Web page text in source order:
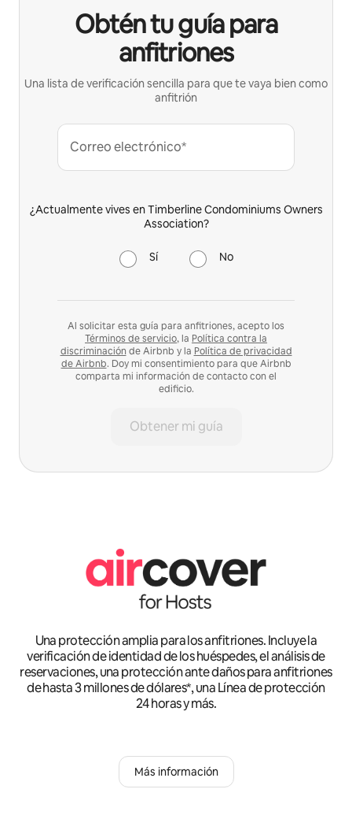
Obtén tu guía para
anfitriones
Una lista de verificación sencilla para que te vaya bien como
anfitrión
Correo electrónico*
¿Actualmente vives en Timberline Condominiums Owners
Association?
Sí No
Al solicitar esta guía para anfitriones, acepto los
Términos de servicio, la Política contra la
discriminación de Airbnb y la Política de privacidad
de Airbnb. Doy mi consentimiento para que Airbnb
comparta mi información de contacto con el
edificio.
Obtener mi guía
Una protección amplia para los anfitriones. Incluye la
verificación de identidad de los huéspedes, el análisis de
reservaciones, una protección ante daños para anfitriones
de hasta 3 millones de dólares*, una Línea de protección
24 horas y más.
Más información